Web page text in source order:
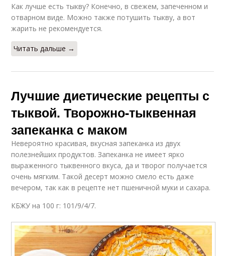
Как лучше есть тыкву? Конечно, в свежем, запеченном и
отварном виде. Можно также потушить тыкву, а вот
жарить не рекомендуется.
Читать дальше →
Лучшие диетические рецепты с
тыквой. Творожно-тыквенная
запеканка с маком
Невероятно красивая, вкусная запеканка из двух
полезнейших продуктов. Запеканка не имеет ярко
выраженного тыквенного вкуса, да и творог получается
очень мягким. Такой десерт можно смело есть даже
вечером, так как в рецепте нет пшеничной муки и сахара.
КБЖУ на 100 г: 101/9/4/7.